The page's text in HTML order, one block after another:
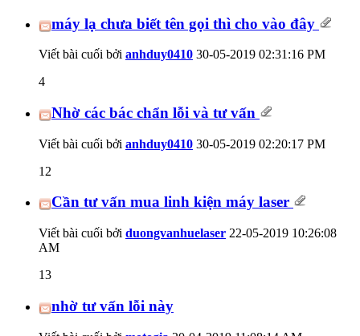
máy lạ chưa biết tên gọi thì cho vào đây
Viết bài cuối bởi anhduy0410 30-05-2019 02:31:16 PM
4
Nhờ các bác chẩn lỗi và tư vấn
Viết bài cuối bởi anhduy0410 30-05-2019 02:20:17 PM
12
Cần tư vấn mua linh kiện máy laser
Viết bài cuối bởi duongvanhuelaser 22-05-2019 10:26:08
AM
13
nhờ tư vấn lỗi này